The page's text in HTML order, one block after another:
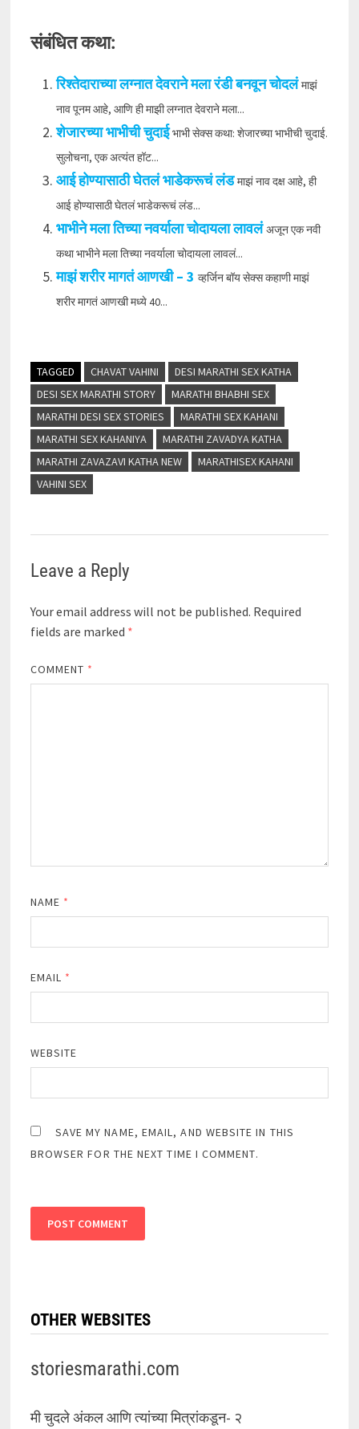
संबंधित कथा:
रिश्तेदाराच्या लग्नात देवराने मला रंडी बनवून चोदलं माझं
नाव पूनम आहे, आणि ही माझी लग्नात देवराने मला...
शेजारच्या भाभीची चुदाई भाभी सेक्स कथा: शेजारच्या भाभीची चुदाई.
सुलोचना, एक अत्यंत हॉट...
आई होण्यासाठी घेतलं भाडेकरूचं लंड माझं नाव दक्ष आहे, ही
आई होण्यासाठी घेतलं भाडेकरूचं लंड...
भाभीने मला तिच्या नवर्याला चोदायला लावलं अजून एक नवी
कथा भाभीने मला तिच्या नवर्याला चोदायला लावलं...
माझं शरीर मागतं आणखी – 3 व्हर्जिन बॉय सेक्स कहाणी माझं
शरीर मागतं आणखी मध्ये 40...
TAGGED CHAVAT VAHINI
DESI MARATHI SEX KATHA
DESI SEX MARATHI STORY
MARATHI BHABHI SEX
MARATHI DESI SEX STORIES
MARATHI SEX KAHANI
MARATHI SEX KAHANIYA
MARATHI ZAVADYA KATHA
MARATHI ZAVAZAVI KATHA NEW
MARATHISEX KAHANI
VAHINI SEX
Leave a Reply
Your email address will not be published. Required
fields are marked *
COMMENT *
NAME *
EMAIL *
WEBSITE
SAVE MY NAME, EMAIL, AND WEBSITE IN THIS
BROWSER FOR THE NEXT TIME I COMMENT.
OTHER WEBSITES
storiesmarathi.com
मी चुदले अंकल आणि त्यांच्या मित्रांकडून- २